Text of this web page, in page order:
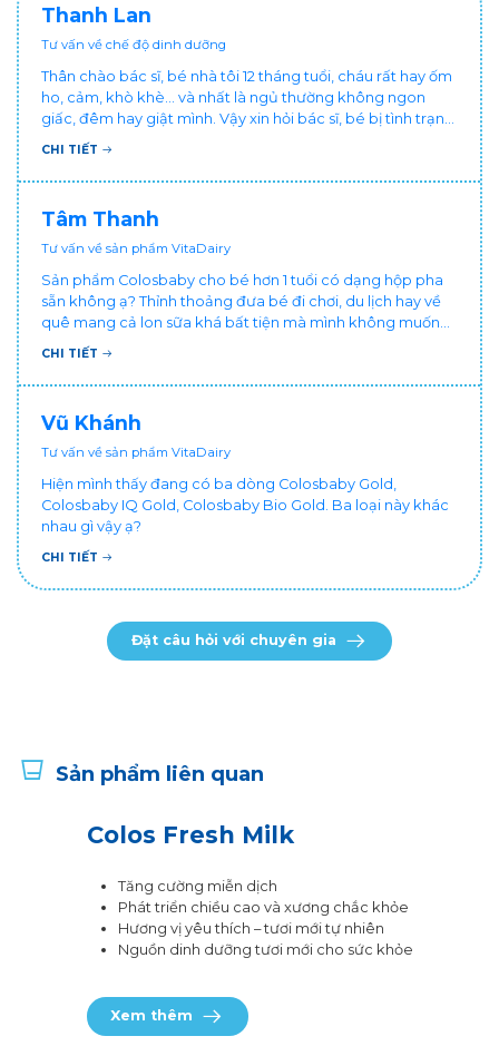
Thanh Lan
Tư vấn về chế độ dinh dưỡng
Thân chào bác sĩ, bé nhà tôi 12 tháng tuổi, cháu rất hay ốm
ho, cảm, khò khè... và nhất là ngủ thường không ngon
giấc, đêm hay giật mình. Vậy xin hỏi bác sĩ, bé bị tình trạng
vậy nên làm sao để con khỏe mạnh và ngủ ngon giấc hơn
chăm cháu hay ốm ạ?. Cảm ơn bác sĩ.
CHI TIẾT
Tâm Thanh
Tư vấn về sản phẩm VitaDairy
Sản phẩm Colosbaby cho bé hơn 1 tuổi có dạng hộp pha
sẵn không ạ? Thỉnh thoảng đưa bé đi chơi, du lịch hay về
quê mang cả lon sữa khá bất tiện mà mình không muốn
đổi cho bé dùng sữa tươi hộp khác sợ bé nạ sữa ảnh
CHI TIẾT
Vũ Khánh
Tư vấn về sản phẩm VitaDairy
Hiện mình thấy đang có ba dòng Colosbaby Gold,
Colosbaby IQ Gold, Colosbaby Bio Gold. Ba loại này khác
nhau gì vậy ạ?
CHI TIẾT
Đặt câu hỏi với chuyên gia
Sản phẩm liên quan
Colos Fresh Milk
Tăng cường miễn dịch
Phát triển chiều cao và xương chắc khỏe
Hương vị yêu thích – tươi mới tự nhiên
Nguồn dinh dưỡng tươi mới cho sức khỏe
Xem thêm